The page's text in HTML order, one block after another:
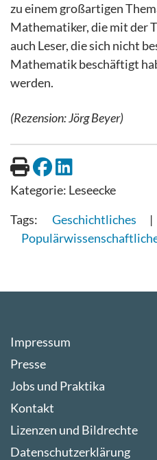
zu einem großartigen
Mathematiker, die mit der
auch Leser, die sich nicht
Mathematik beschäftigt
werden.
(Rezension: Jörg Beyer)
Kategorie: Leseecke
Geschichtliches
Impressum
Presse
Jobs und Praktika
Kontakt
Lizenzen und Bildrechte
Datenschutzerklärung